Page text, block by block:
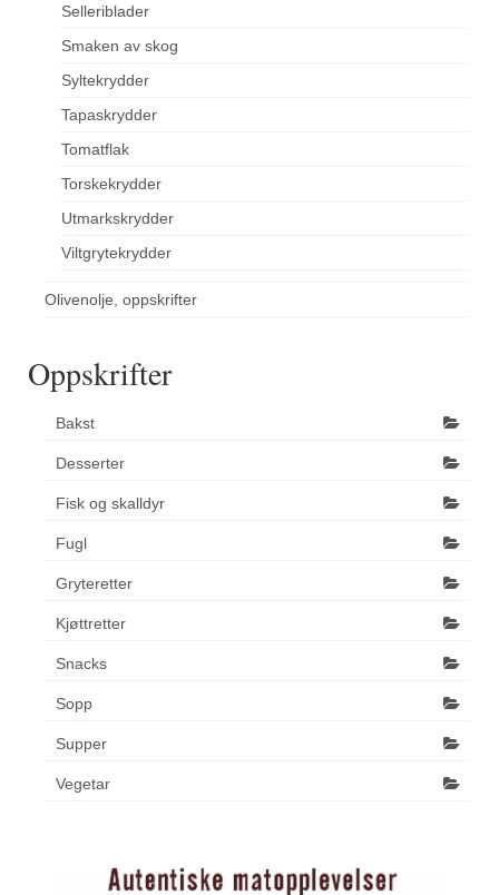
Selleriblader
Smaken av skog
Syltekrydder
Tapaskrydder
Tomatflak
Torskekrydder
Utmarkskrydder
Viltgrytekrydder
Olivenolje, oppskrifter
Oppskrifter
Bakst
Desserter
Fisk og skalldyr
Fugl
Gryteretter
Kjøttretter
Snacks
Sopp
Supper
Vegetar